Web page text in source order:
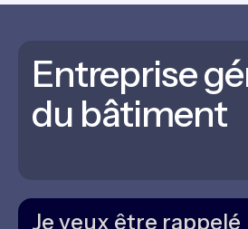
Entreprise
du bâtiment
Je veux être rappelé